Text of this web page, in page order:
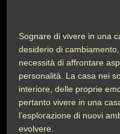
Sognare di vivere in una
desiderio di
necessità di affrontare
personalità. La casa nei
interiore, delle proprie
pertanto vivere in una
l’esplorazione di nuovi
evolvere.